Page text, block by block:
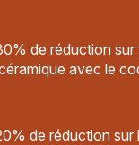
de réduction
avec le
de réduction sur